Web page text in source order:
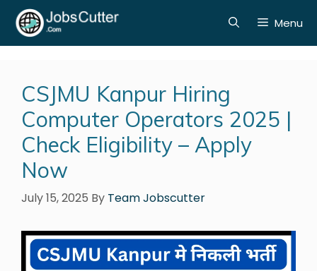
Menu
CSJMU Kanpur Hiring
Computer Operators 2025 |
Check Eligibility – Apply
Now
July 15, 2025 By Team Jobscutter